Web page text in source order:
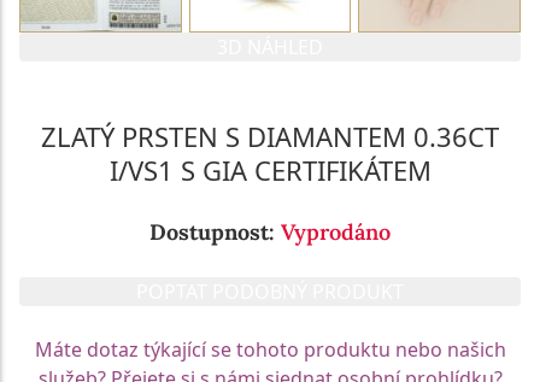
ZLATÝ PRSTEN S DIAMANTEM 0.36CT
I/VS1 S GIA CERTIFIKÁTEM
Dostupnost: Vyprodáno
Máte dotaz týkající se tohoto produktu nebo našich